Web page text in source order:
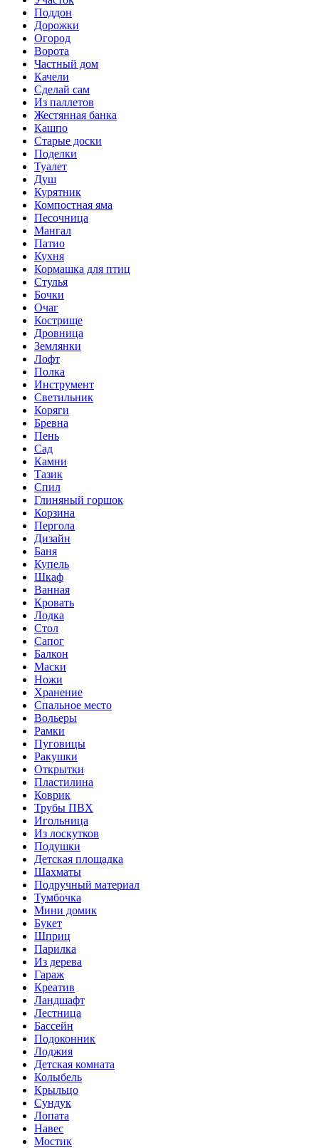
Поддон
Дорожки
Огород
Ворота
Частный дом
Качели
Сделай сам
Из паллетов
Жестянная банка
Кашпо
Старые доски
Поделки
Туалет
Душ
Курятник
Компостная яма
Песочница
Мангал
Патио
Кухня
Кормашка для птиц
Стулья
Бочки
Очаг
Кострище
Дровница
Землянки
Лофт
Полка
Инструмент
Светильник
Коряги
Бревна
Пень
Сад
Камни
Тазик
Спил
Глиняный горшок
Корзина
Пергола
Дизайн
Баня
Купель
Шкаф
Ванная
Кровать
Лодка
Стол
Сапог
Балкон
Маски
Ножи
Хранение
Спальное место
Вольеры
Рамки
Пуговицы
Ракушки
Открытки
Пластилина
Коврик
Трубы ПВХ
Игольница
Из лоскутков
Подушки
Детская площадка
Шахматы
Подручный материал
Тумбочка
Мини домик
Букет
Шприц
Парилка
Из дерева
Гараж
Креатив
Ландшафт
Лестница
Бассейн
Подоконник
Лоджия
Детская комната
Колыбель
Крыльцо
Сундук
Лопата
Навес
Мостик